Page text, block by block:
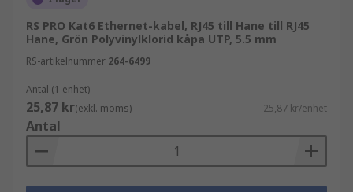
RS PRO Kat6 Ethernet-kabel, RJ45 till Hane till RJ45
Hane, Grön Polyvinylklorid kåpa UTP, 5.5 mm
RS-artikelnummer 264-6499
Antal (1 enhet)
25,87 kr(exkl. moms) 25,87 kr/enhet
Antal